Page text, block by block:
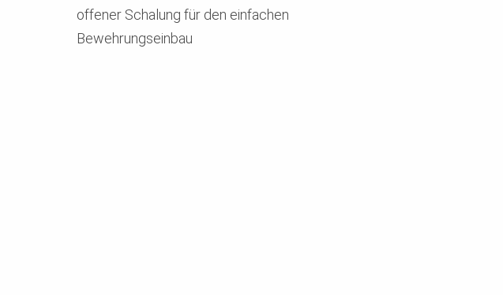
offener Schalung für den einfachen
Bewehrungseinbau